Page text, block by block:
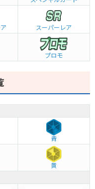
スーパーレア
プロモ
青
黄